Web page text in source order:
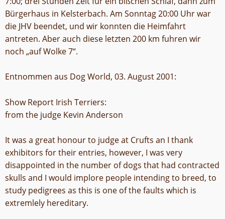
Bürgerhaus in Kelsterbach. Am Sonntag 20:00 Uhr war
die JHV beendet, und wir konnten die Heimfahrt
antreten. Aber auch diese letzten 200 km fuhren wir
noch „auf Wolke 7“.
Entnommen aus Dog World, 03. August 2001:
Show Report Irish Terriers:
from the judge Kevin Anderson
It was a great honour to judge at Crufts an I thank
exhibitors for their entries, however, I was very
disappointed in the number of dogs that had contracted
skulls and I would implore people intending to breed, to
study pedigrees as this is one of the faults which is
extremlely hereditary.